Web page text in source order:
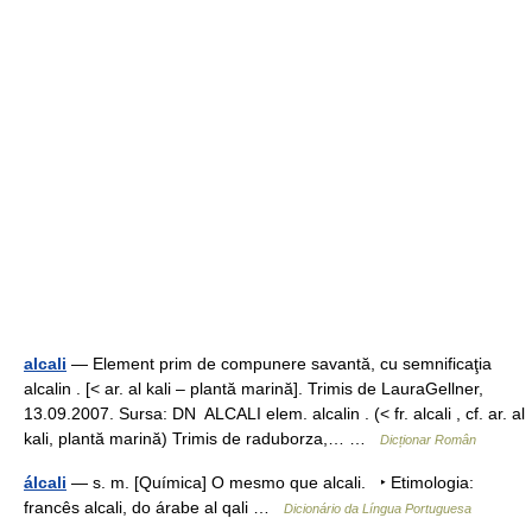
alcali — Element prim de compunere savantă, cu semnificaţia
alcalin . [< ar. al kali – plantă marină]. Trimis de LauraGellner,
13.09.2007. Sursa: DN ALCALI elem. alcalin . (< fr. alcali , cf. ar. al
kali, plantă marină) Trimis de raduborza,… …
Dicționar Român
álcali — s. m. [Química] O mesmo que alcali. ‣ Etimologia:
francês alcali, do árabe al qali …
Dicionário da Língua Portuguesa